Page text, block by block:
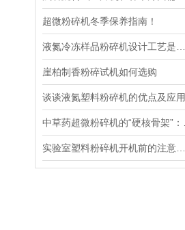
超微粉碎机冬季保养指南！
崖柏制香粉碎试机如何选购
谈谈液氮塑料粉碎机的优点及应用